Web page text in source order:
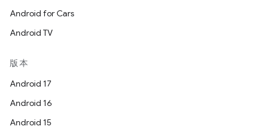
Android for Cars
Android TV
版本
Android 17
Android 16
Android 15